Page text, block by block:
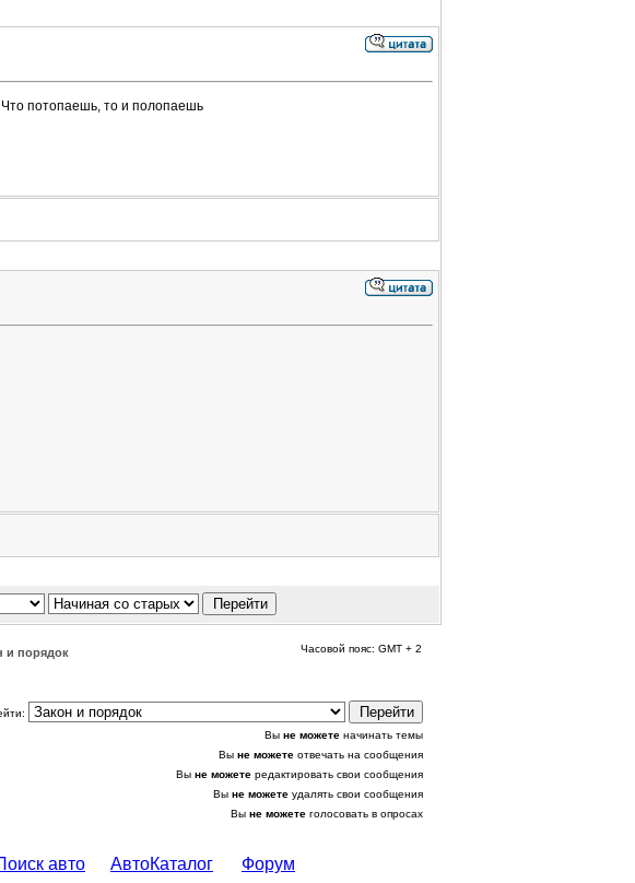
Что потопаешь, то и полопаешь
и порядок Часовой пояс: GMT + 2
Вы не можете начинать темы
Вы не можете отвечать на сообщения
Вы не можете редактировать свои сообщения
Вы не можете удалять свои сообщения
Вы не можете голосовать в опросах
авто АвтоКаталог Форум